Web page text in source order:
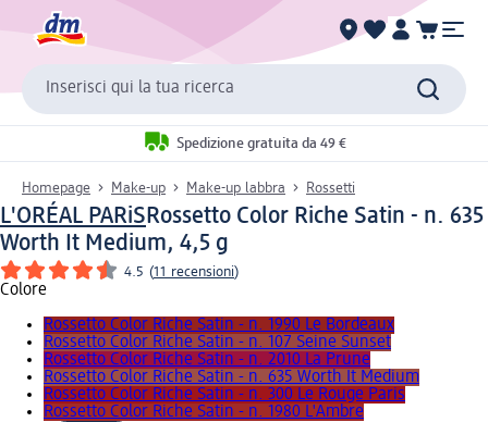
Inserisci qui la tua ricerca
Spedizione gratuita da 49 €
Homepage Make-up Make-up labbra Rossetti
L'ORÉAL PARiSRossetto Color Riche Satin - n. 635
Worth It Medium, 4,5 g
4.5 (11 recensioni)
Colore
Rossetto Color Riche Satin - n. 1990 Le Bordeaux
Rossetto Color Riche Satin - n. 107 Seine Sunset
Rossetto Color Riche Satin - n. 2010 La Prune
Rossetto Color Riche Satin - n. 635 Worth It Medium
Rossetto Color Riche Satin - n. 300 Le Rouge Paris
Rossetto Color Riche Satin - n. 1980 L'Ambre